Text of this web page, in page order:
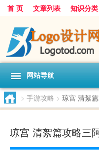
首 页 文章列表 知识分类
网站导航
> 手游攻略 > 琼宫 清絮
琼宫 清絮篇攻略三